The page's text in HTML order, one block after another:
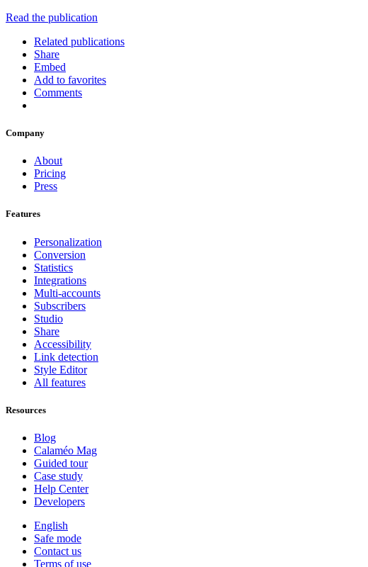
Read the publication
Related publications
Share
Embed
Add to favorites
Comments
Company
About
Pricing
Press
Features
Personalization
Conversion
Statistics
Integrations
Multi-accounts
Subscribers
Studio
Share
Accessibility
Link detection
Style Editor
All features
Resources
Blog
Calaméo Mag
Guided tour
Case study
Help Center
Developers
English
Safe mode
Contact us
Terms of use